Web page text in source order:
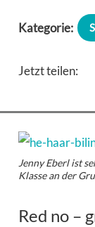
Kategorie:
Jetzt teilen:
Jenny Eberl ist
Klasse an der
Red no –